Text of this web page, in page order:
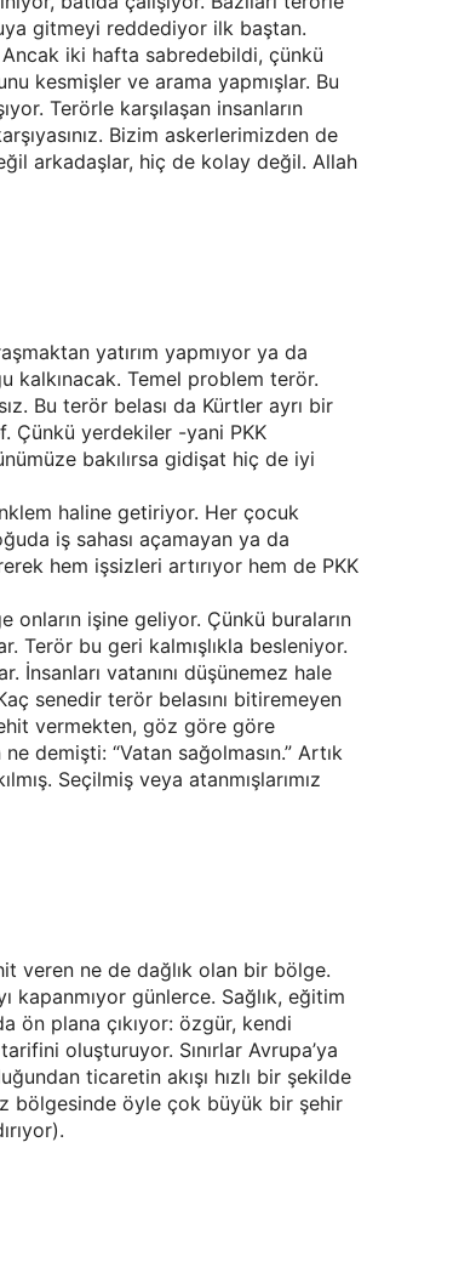
gitmeyi reddediyor ilk baştan.
iki hafta sabredebildi, çünkü
kesmişler ve arama yapmışlar. Bu
Terörle karşılaşan insanların
Bizim askerlerimizden de
arkadaşlar, hiç de kolay değil. Allah
yatırım yapmıyor ya da
kalkınacak. Temel problem terör.
Bu terör belası da Kürtler ayrı bir
Çünkü yerdekiler -yani PKK
bakılırsa gidişat hiç de iyi
haline getiriyor. Her çocuk
iş sahası açamayan ya da
hem işsizleri artırıyor hem de PKK
onların işine geliyor. Çünkü buraların
Terör bu geri kalmışlıkla besleniyor.
İnsanları vatanını düşünemez hale
senedir terör belasını bitiremeyen
vermekten, göz göre göre
demişti: “Vatan sağolmasın.” Artık
Seçilmiş veya atanmışlarımız
veren ne de dağlık olan bir bölge.
kapanmıyor günlerce. Sağlık, eğitim
ön plana çıkıyor: özgür, kendi
oluşturuyor. Sınırlar Avrupa’ya
ticaretin akışı hızlı bir şekilde
bölgesinde öyle çok büyük bir şehir